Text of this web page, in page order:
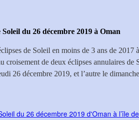
du 26 décembre 2019 à Oman
de Soleil en moins de 3 ans de 2017
croisement de deux éclipses annulaires de
26 décembre 2019, et l’autre le